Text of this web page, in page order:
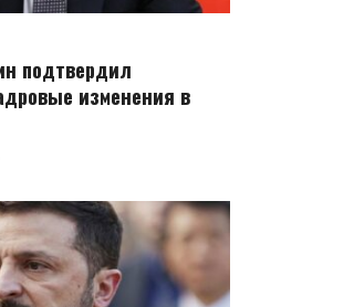
подтвердил
изменения в